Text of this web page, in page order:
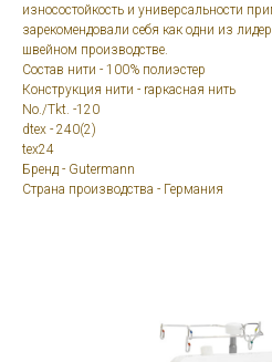
износостойкость и универсальности
зарекомендовали себя как одни из
швейном производстве.
Состав нити - 100% полиэстер
Конструкция нити - rаркасная нить
No./Tkt. -120
dtex - 240(2)
tex24
Бренд - Gutermann
Страна производства - Германия